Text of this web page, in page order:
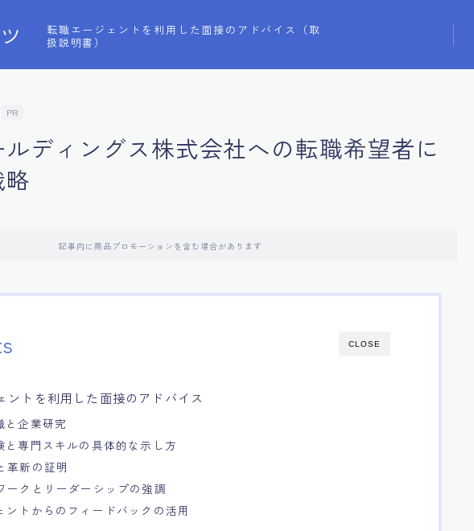
転職エージェントを利用した面接のアドバイス（取
扱説明書）
PR
ディングス株式会社への転職希望者に
記事内に商品プロモーションを含む場合があります
CLOSE
ントを利用した面接のアドバイス
と企業研究
と専門スキルの具体的な示し方
革新の証明
ークとリーダーシップの強調
ントからのフィードバックの活用